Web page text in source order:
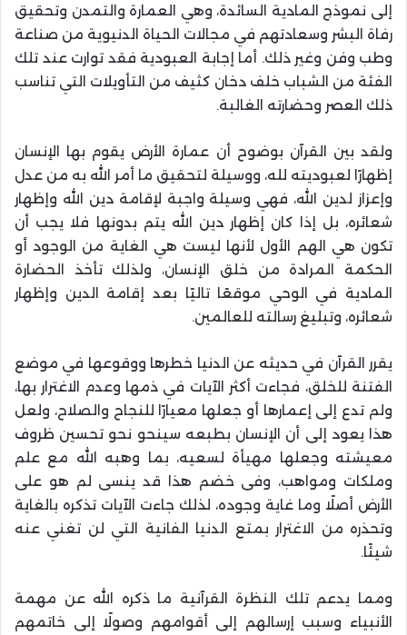
إلى نموذج المادية السائدة، وهي العمارة والتمدن وتحقيق
رفاة البشر وسعادتهم في مجالات الحياة الدنيوية من صناعة
وطب وفن وغير ذلك. أما إجابة العبودية فقد توارت عند تلك
الفئة من الشباب خلف دخان كثيف من التأويلات التي تناسب
ذلك العصر وحضارته الغالبة.
ولقد بين القرآن بوضوح أن عمارة الأرض يقوم بها الإنسان
إظهارًا لعبوديته لله، ووسيلة لتحقيق ما أمر الله به من عدل
وإعزاز لدين الله، فهي وسيلة واجبة لإقامة دين الله وإظهار
شعائره، بل إذا كان إظهار دين الله يتم بدونها فلا يجب أن
تكون هي الهم الأول لأنها ليست هي الغاية من الوجود أو
الحكمة المرادة من خلق الإنسان، ولذلك تأخذ الحضارة
المادية في الوحي موقعًا تاليًا بعد إقامة الدين وإظهار
شعائره، وتبليغ رسالته للعالمين.
يقرر القرآن في حديثه عن الدنيا خطرها ووقوعها في موضع
الفتنة للخلق، فجاءت أكثر الآيات في ذمها وعدم الاغترار بها،
ولم تدع إلى إعمارها أو جعلها معيارًا للنجاح والصلاح، ولعل
هذا يعود إلى أن الإنسان بطبعه سينحو نحو تحسين ظروف
معيشته وجعلها مهيأة لسعيه، بما وهبه الله مع علم
وملكات ومواهب، وفى خضم هذا قد ينسى لم هو على
الأرض أصلًا وما غاية وجوده، لذلك جاءت الآيات تذكره بالغاية
وتحذره من الاغترار بمتع الدنيا الفانية التي لن تغني عنه
شيئًا.
ومما يدعم تلك النظرة القرآنية ما ذكره الله عن مهمة
الأنبياء وسبب إرسالهم إلى أقوامهم وصولًا إلى خاتمهم